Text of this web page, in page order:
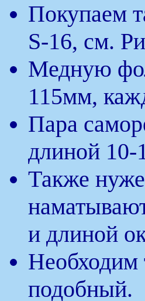
Покупаем
S-16, см.
Медную
115мм,
Пара
длиной 10-
Также
и длиной
подобный.